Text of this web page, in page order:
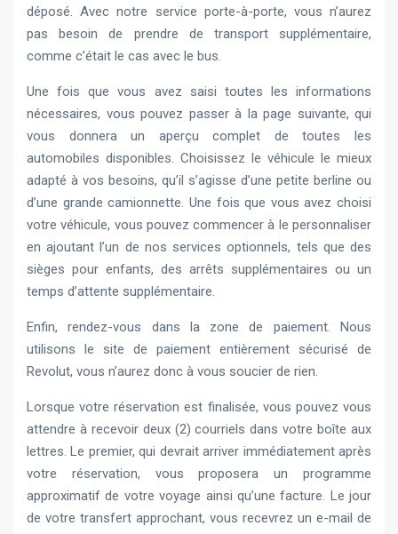
déposé. Avec notre service porte-à-porte, vous n’aurez
pas besoin de prendre de transport supplémentaire,
comme c’était le cas avec le bus.
Une fois que vous avez saisi toutes les informations
nécessaires, vous pouvez passer à la page suivante, qui
vous donnera un aperçu complet de toutes les
automobiles disponibles. Choisissez le véhicule le mieux
adapté à vos besoins, qu’il s’agisse d’une petite berline ou
d’une grande camionnette. Une fois que vous avez choisi
votre véhicule, vous pouvez commencer à le personnaliser
en ajoutant l’un de nos services optionnels, tels que des
sièges pour enfants, des arrêts supplémentaires ou un
temps d’attente supplémentaire.
Enfin, rendez-vous dans la zone de paiement. Nous
utilisons le site de paiement entièrement sécurisé de
Revolut, vous n’aurez donc à vous soucier de rien.
Lorsque votre réservation est finalisée, vous pouvez vous
attendre à recevoir deux (2) courriels dans votre boîte aux
lettres. Le premier, qui devrait arriver immédiatement après
votre réservation, vous proposera un programme
approximatif de votre voyage ainsi qu’une facture. Le jour
de votre transfert approchant, vous recevrez un e-mail de